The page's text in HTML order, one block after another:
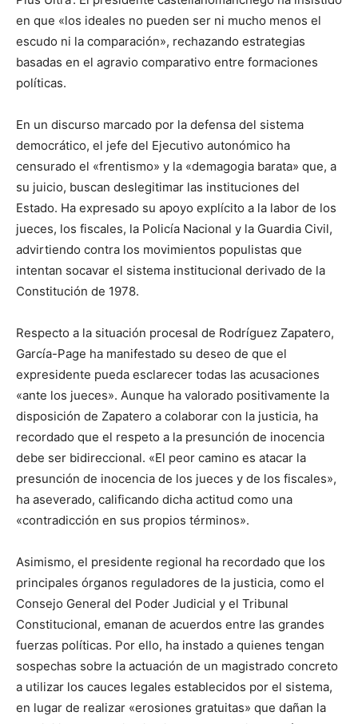
en que «los ideales no pueden ser ni mucho menos el
escudo ni la comparación», rechazando estrategias
basadas en el agravio comparativo entre formaciones
políticas.
En un discurso marcado por la defensa del sistema
democrático, el jefe del Ejecutivo autonómico ha
censurado el «frentismo» y la «demagogia barata» que, a
su juicio, buscan deslegitimar las instituciones del
Estado. Ha expresado su apoyo explícito a la labor de los
jueces, los fiscales, la Policía Nacional y la Guardia Civil,
advirtiendo contra los movimientos populistas que
intentan socavar el sistema institucional derivado de la
Constitución de 1978.
Respecto a la situación procesal de Rodríguez Zapatero,
García-Page ha manifestado su deseo de que el
expresidente pueda esclarecer todas las acusaciones
«ante los jueces». Aunque ha valorado positivamente la
disposición de Zapatero a colaborar con la justicia, ha
recordado que el respeto a la presunción de inocencia
debe ser bidireccional. «El peor camino es atacar la
presunción de inocencia de los jueces y de los fiscales»,
ha aseverado, calificando dicha actitud como una
«contradicción en sus propios términos».
Asimismo, el presidente regional ha recordado que los
principales órganos reguladores de la justicia, como el
Consejo General del Poder Judicial y el Tribunal
Constitucional, emanan de acuerdos entre las grandes
fuerzas políticas. Por ello, ha instado a quienes tengan
sospechas sobre la actuación de un magistrado concreto
a utilizar los cauces legales establecidos por el sistema,
en lugar de realizar «erosiones gratuitas» que dañan la